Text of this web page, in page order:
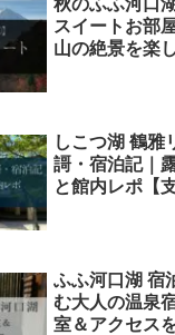
秋のふふ河口
スイートお部
山の絶景を楽
しこつ湖 鶴雅
謌・宿泊記｜
と館内レポ【
ふふ河口湖 宿
む大人の温泉
室＆アクセス